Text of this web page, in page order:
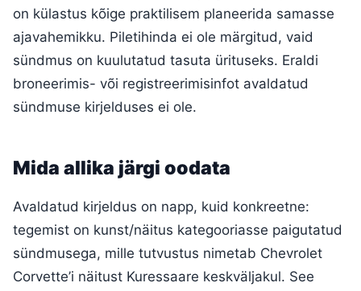
on külastus kõige praktilisem planeerida samasse
ajavahemikku. Piletihinda ei ole märgitud, vaid
sündmus on kuulutatud tasuta ürituseks. Eraldi
broneerimis- või registreerimisinfot avaldatud
sündmuse kirjelduses ei ole.
Mida allika järgi oodata
Avaldatud kirjeldus on napp, kuid konkreetne:
tegemist on kunst/näitus kategooriasse paigutatud
sündmusega, mille tutvustus nimetab Chevrolet
Corvette’i näitust Kuressaare keskväljakul. See